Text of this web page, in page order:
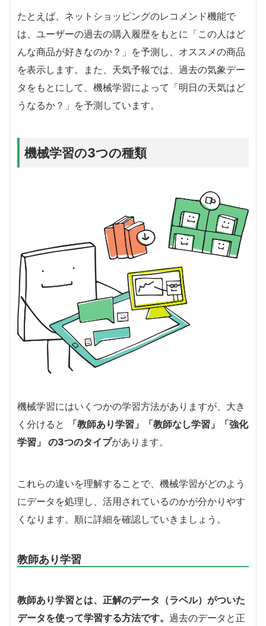
たとえば、ネットショッピングのレコメンド機能で
は、ユーザーの過去の購入履歴をもとに「この人はど
んな商品が好きなのか？」を予測し、オススメの商品
を表示します。また、天気予報では、過去の気象デー
タをもとにして、機械学習によって「明日の天気はど
うなるか？」を予測しています。
機械学習の3つの種類
機械学習にはいくつかの学習方法がありますが、大き
く分けると
「教師あり学習」「教師なし学習」「強化
学習」 の3つのタイプがあります。
これらの違いを理解することで、機械学習がどのよう
にデータを処理し、活用されているのかが分かりやす
くなります。順に詳細を確認していきましょう。
教師あり学習
教師あり学習とは、正解のデータ（ラベル）がついた
データを使って学習する方法です。 過去のデータと正